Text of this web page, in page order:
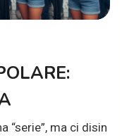
“serie”, ma ci disin